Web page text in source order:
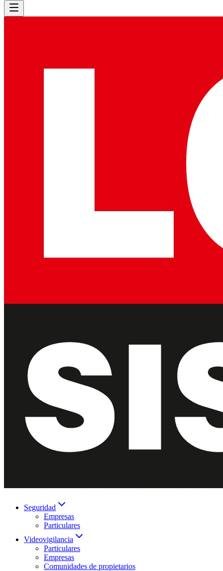
Seguridad
Empresas
Particulares
Videovigilancia
Particulares
Empresas
Comunidades de propietarios